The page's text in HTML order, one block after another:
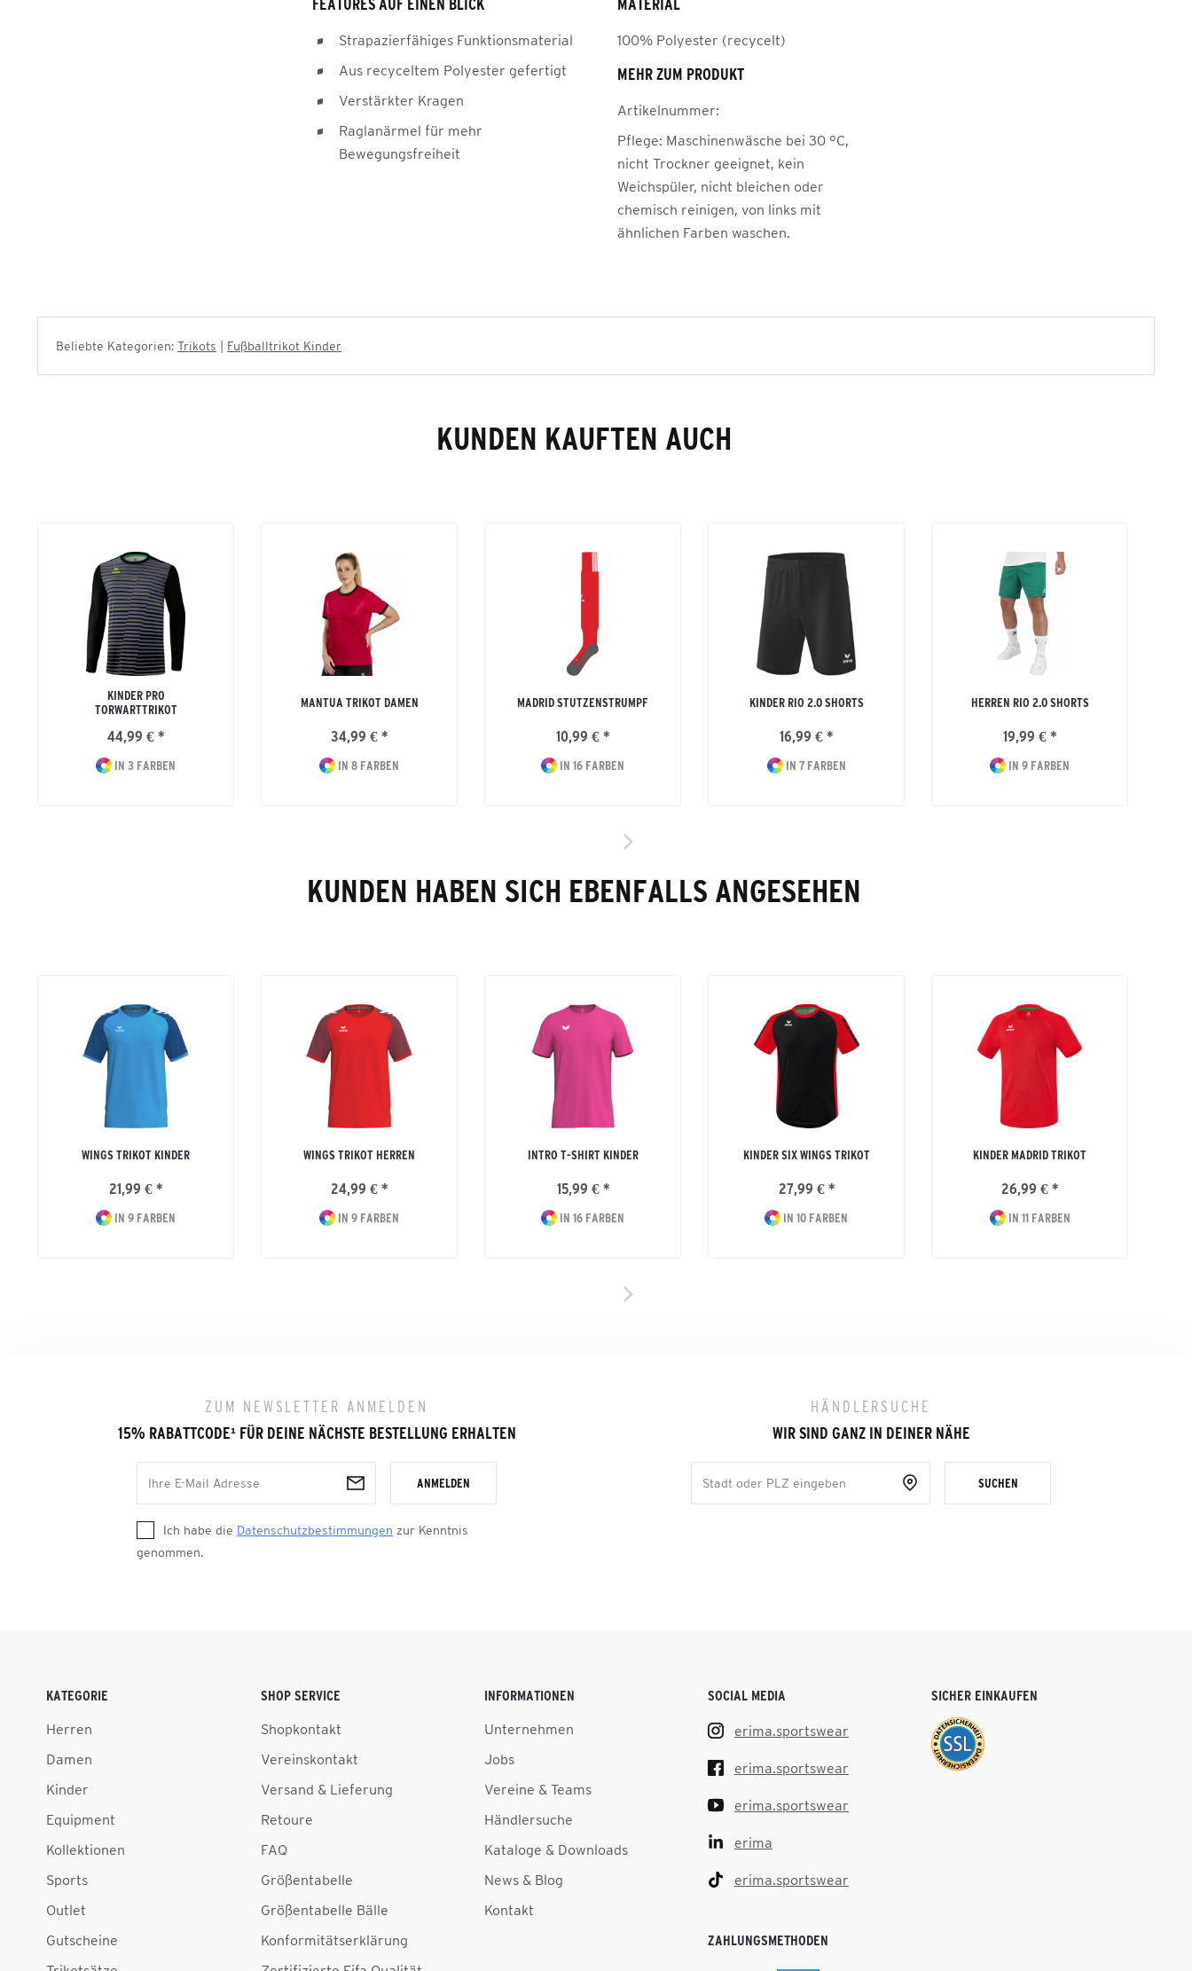
FEATURES AUF EINEN BLICK
Strapazierfähiges Funktionsmaterial
Aus recyceltem Polyester gefertigt
Verstärkter Kragen
Raglanärmel für mehr
Bewegungsfreiheit
MATERIAL
100% Polyester (recycelt)
MEHR ZUM PRODUKT
Artikelnummer:
Pflege: Maschinenwäsche bei 30 °C,
nicht Trockner geeignet, kein
Weichspüler, nicht bleichen oder
chemisch reinigen, von links mit
ähnlichen Farben waschen.
Beliebte Kategorien: Trikots Fußballtrikot Kinder
KUNDEN KAUFTEN AUCH
KINDER PRO
TORWARTTRIKOT
44,99 € *
IN 3 FARBEN
MANTUA TRIKOT DAMEN
34,99 € *
IN 8 FARBEN
MADRID STUTZENSTRUMPF
10,99 € *
IN 16 FARBEN
KINDER RIO 2.0 SHORTS
16,99 € *
IN 7 FARBEN
HERREN RIO 2.0 SHORTS
19,99 € *
IN 9 FARBEN
KUNDEN HABEN SICH EBENFALLS ANGESEHEN
WINGS TRIKOT KINDER
21,99 € *
IN 9 FARBEN
WINGS TRIKOT HERREN
24,99 € *
IN 9 FARBEN
INTRO T-SHIRT KINDER
15,99 € *
IN 16 FARBEN
KINDER SIX WINGS TRIKOT
27,99 € *
IN 10 FARBEN
KINDER MADRID TRIKOT
26,99 € *
IN 11 FARBEN
ZUM NEWSLETTER ANMELDEN
15% RABATTCODE¹FÜR DEINE NÄCHSTE BESTELLUNG ERHALTEN
ANMELDEN
Ich habe die Datenschutzbestimmungen zur Kenntnis
genommen.
HÄNDLERSUCHE
WIR SIND GANZ IN DEINER NÄHE
SUCHEN
KATEGORIE
Herren
Damen
Kinder
Equipment
Kollektionen
Sports
Outlet
Gutscheine
SHOP SERVICE
Shopkontakt
Vereinskontakt
Versand & Lieferung
Retoure
FAQ
Größentabelle
Größentabelle Bälle
Konformitätserklärung
INFORMATIONEN
Unternehmen
Jobs
Vereine & Teams
Händlersuche
Kataloge & Downloads
News & Blog
Kontakt
SOCIAL MEDIA
erima.sportswear
erima.sportswear
erima.sportswear
erima
erima.sportswear
ZAHLUNGSMETHODEN
SICHER EINKAUFEN